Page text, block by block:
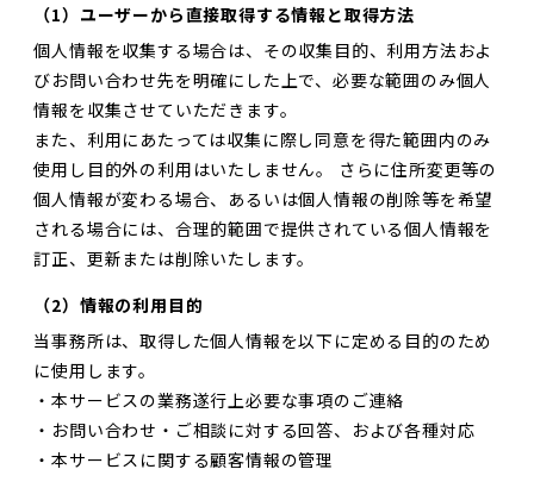
（1）ユーザーから直接取得する情報と取得方法
個人情報を収集する場合は、その収集目的、利用方法およ
びお問い合わせ先を明確にした上で、必要な範囲のみ個人
情報を収集させていただきます。
また、利用にあたっては収集に際し同意を得た範囲内のみ
使用し目的外の利用はいたしません。 さらに住所変更等の
個人情報が変わる場合、あるいは個人情報の削除等を希望
される場合には、合理的範囲で提供されている個人情報を
訂正、更新または削除いたします。
（2）情報の利用目的
当事務所は、取得した個人情報を以下に定める目的のため
に使用します。
・本サービスの業務遂行上必要な事項のご連絡
・お問い合わせ・ご相談に対する回答、および各種対応
・本サービスに関する顧客情報の管理